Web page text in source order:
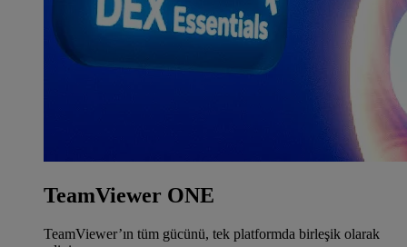
TeamViewer ONE
TeamViewer’ın tüm gücünü, tek platformda birleşik olarak